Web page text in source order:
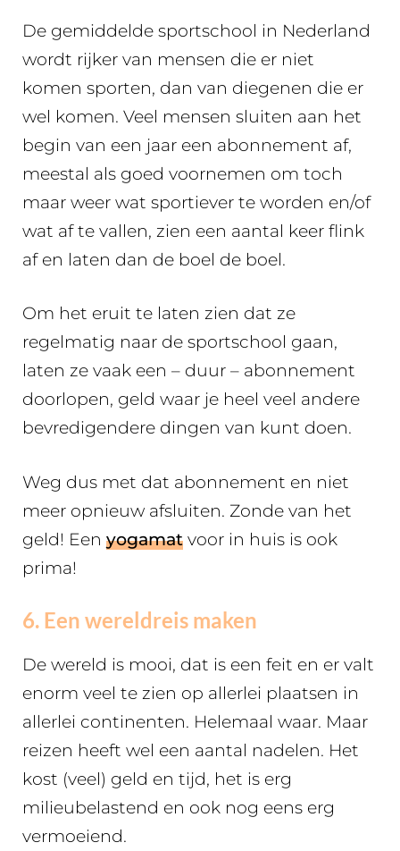
De gemiddelde sportschool in Nederland
wordt rijker van mensen die er niet
komen sporten, dan van diegenen die er
wel komen. Veel mensen sluiten aan het
begin van een jaar een abonnement af,
meestal als goed voornemen om toch
maar weer wat sportiever te worden en/of
wat af te vallen, zien een aantal keer flink
af en laten dan de boel de boel.
Om het eruit te laten zien dat ze
regelmatig naar de sportschool gaan,
laten ze vaak een – duur – abonnement
doorlopen, geld waar je heel veel andere
bevredigendere dingen van kunt doen.
Weg dus met dat abonnement en niet
meer opnieuw afsluiten. Zonde van het
geld! Een yogamat voor in huis is ook
prima!
6. Een wereldreis maken
De wereld is mooi, dat is een feit en er valt
enorm veel te zien op allerlei plaatsen in
allerlei continenten. Helemaal waar. Maar
reizen heeft wel een aantal nadelen. Het
kost (veel) geld en tijd, het is erg
milieubelastend en ook nog eens erg
vermoeiend.